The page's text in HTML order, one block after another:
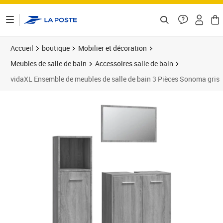
Accueil boutique
Mobilier et décoration
Meubles de salle de bain
Accessoires salle de bain
vidaXL Ensemble de meubles de salle de bain 3 Pièces Sonoma gris